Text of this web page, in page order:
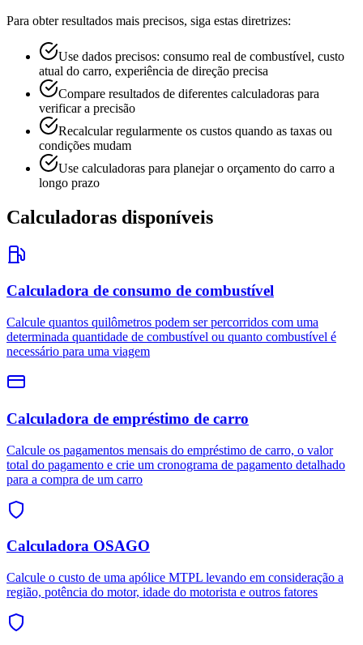
Para obter resultados mais precisos, siga estas diretrizes:
Use dados precisos: consumo real de combustível, custo
atual do carro, experiência de direção precisa
Compare resultados de diferentes calculadoras para
verificar a precisão
Recalcular regularmente os custos quando as taxas ou
condições mudam
Use calculadoras para planejar o orçamento do carro a
longo prazo
Calculadoras disponíveis
Calculadora de consumo de combustível
Calcule quantos quilômetros podem ser percorridos com uma
determinada quantidade de combustível ou quanto combustível é
necessário para uma viagem
Calculadora de empréstimo de carro
Calcule os pagamentos mensais do empréstimo de carro, o valor
total do pagamento e crie um cronograma de pagamento detalhado
para a compra de um carro
Calculadora OSAGO
Calcule o custo de uma apólice MTPL levando em consideração a
região, potência do motor, idade do motorista e outros fatores